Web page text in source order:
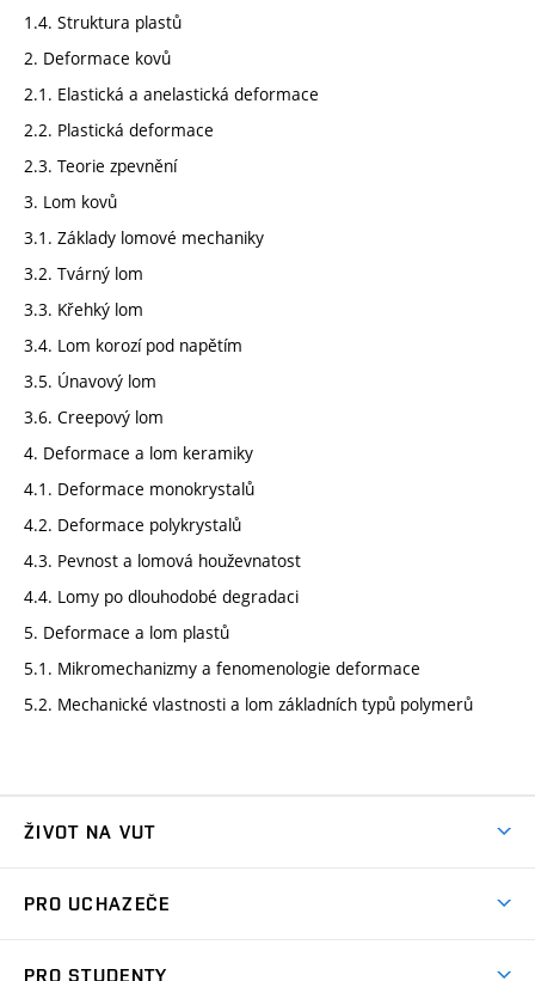
1.4. Struktura plastů
2. Deformace kovů
2.1. Elastická a anelastická deformace
2.2. Plastická deformace
2.3. Teorie zpevnění
3. Lom kovů
3.1. Základy lomové mechaniky
3.2. Tvárný lom
3.3. Křehký lom
3.4. Lom korozí pod napětím
3.5. Únavový lom
3.6. Creepový lom
4. Deformace a lom keramiky
4.1. Deformace monokrystalů
4.2. Deformace polykrystalů
4.3. Pevnost a lomová houževnatost
4.4. Lomy po dlouhodobé degradaci
5. Deformace a lom plastů
5.1. Mikromechanizmy a fenomenologie deformace
5.2. Mechanické vlastnosti a lom základních typů polymerů
ŽIVOT NA VUT
Koleje
PRO UCHAZEČE
PRO STUDENTY